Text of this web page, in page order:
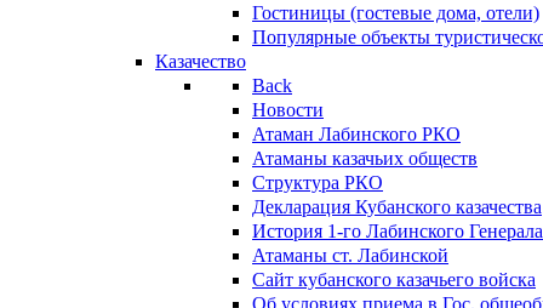
Гостиницы (гостевые дома, отели)
Популярные объекты
Казачество
Back
Новости
Атаман Лабинского РКО
Атаманы казачьих обществ
Структура РКО
Декларация Кубанского казачества
История 1-го Лабинского
Атаманы ст. Лабинской
Cайт кубанского казачьего войска
Об условиях приема в Гос.